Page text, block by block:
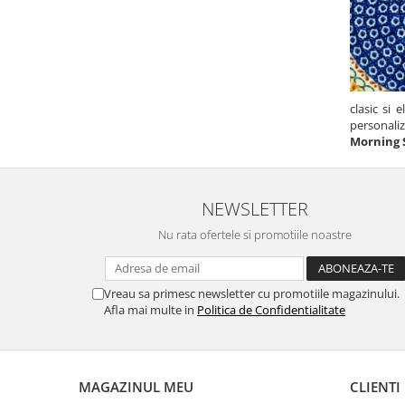
clasic si
Morning
NEWSLETTER
Nu rata ofertele si promotiile noastre
Vreau sa primesc newsletter cu promotiile magazinului.
Afla mai multe in Politica de Confidentialitate
MAGAZINUL MEU CLIENTI